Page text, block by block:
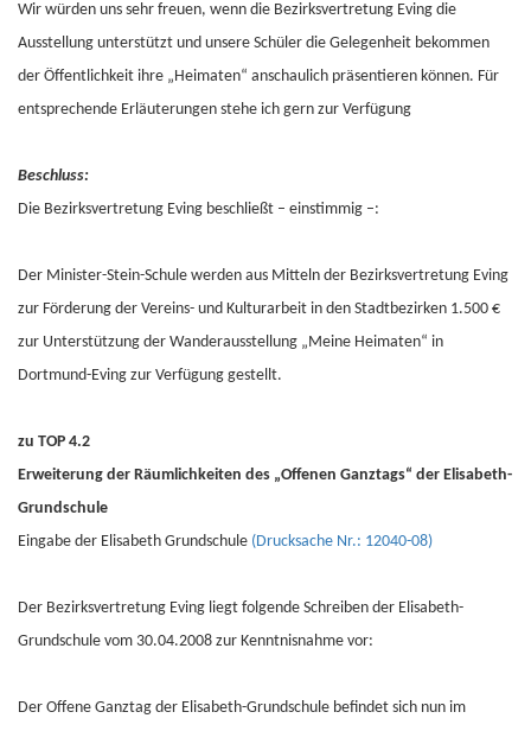
Wir würden uns sehr freuen, wenn die Bezirksvertretung Eving die
Ausstellung unterstützt und unsere Schüler die Gelegenheit bekommen
der Öffentlichkeit ihre „Heimaten“ anschaulich präsentieren können. Für
entsprechende Erläuterungen stehe ich gern zur Verfügung
Beschluss:
Die Bezirksvertretung Eving beschließt – einstimmig –:
Der Minister-Stein-Schule werden aus Mitteln der Bezirksvertretung Eving
zur Förderung der Vereins- und Kulturarbeit in den Stadtbezirken 1.500 €
zur Unterstützung der Wanderausstellung „Meine Heimaten“ in
Dortmund-Eving zur Verfügung gestellt.
zu TOP 4.2
Erweiterung der Räumlichkeiten des „Offenen Ganztags“ der Elisabeth-
Grundschule
Eingabe der Elisabeth Grundschule (Drucksache Nr.: 12040-08)
Der Bezirksvertretung Eving liegt folgende Schreiben der Elisabeth-
Grundschule vom 30.04.2008 zur Kenntnisnahme vor:
Der Offene Ganztag der Elisabeth-Grundschule befindet sich nun im